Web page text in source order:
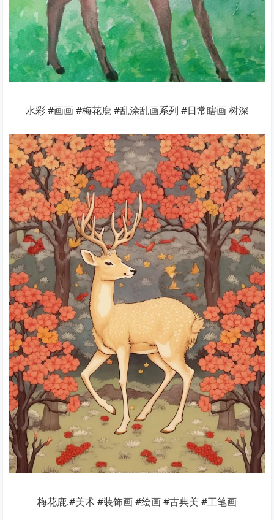
水彩 #画画 #梅花鹿 #乱涂乱画系列 #日常瞎画 树深
梅花鹿.#美术 #装饰画 #绘画 #古典美 #工笔画